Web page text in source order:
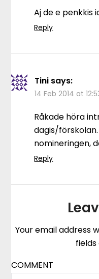
Aj de e penkkis
Reply
Tini says:
14 Feb 2014 at
Råkade höra
dagis/
nomineringen,
Reply
Your email address
COMMENT